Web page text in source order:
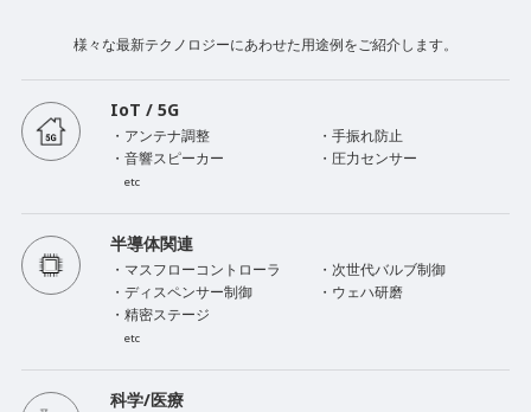
様々な最新テクノロジーにあわせた用途例をご紹介します。
IoT / 5G
・アンテナ調整
・手振れ防止
・音響スピーカー
・圧力センサー
etc
半導体関連
・マスフローコントローラ
・次世代バルブ制御
・ディスペンサー制御
・ウェハ研磨
・精密ステージ
etc
科学/医療